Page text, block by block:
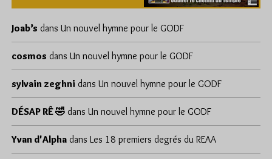
Joab’s dans Un nouvel hymne pour le GODF
cosmos dans Un nouvel hymne pour le GODF
sylvain zeghni dans Un nouvel hymne pour le GODF
DÉSAP RÊ 🤣 dans Un nouvel hymne pour le GODF
Yvan d'Alpha dans Les 18 premiers degrés du REAA